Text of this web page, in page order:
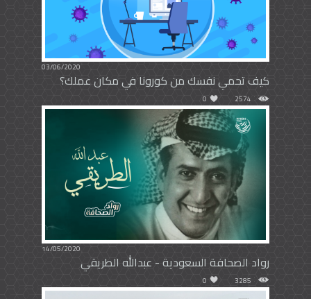
03/06/2020
كيف تحمي نفسك من كورونا في مكان عملك؟
2574
0
14/05/2020
رواد الصحافة السعودية - عبدالله الطريقي
3285
0